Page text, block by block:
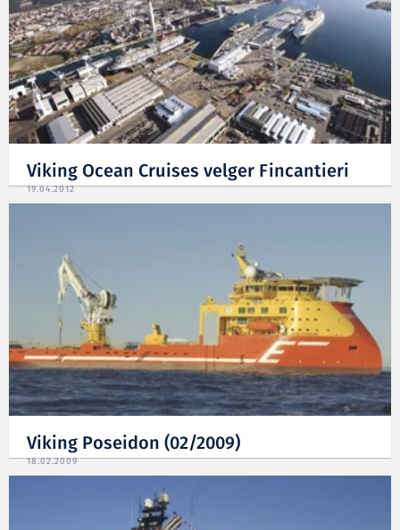
Viking Ocean Cruises velger Fincantieri
19.04.2012
Viking Poseidon (02/2009)
18.02.2009